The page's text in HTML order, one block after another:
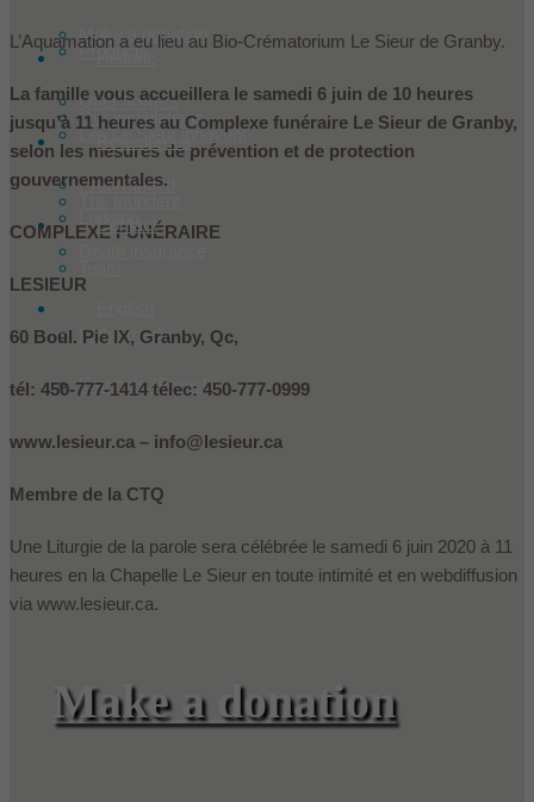
Make a donation
Offer flowers
Products
Our installations
Prearranged
Les Le Sieur innovent
In the media
Ressources
Contact
Français (French)
L’Aquamation a eu lieu au Bio-Crématorium Le Sieur de Granby.
La famille vous accueillera le samedi 6 juin de 10 heures
jusqu’à 11 heures au Complexe funéraire Le Sieur de Granby,
selon les mesures de prévention et de protection
gouvernementales.
COMPLEXE FUNÉRAIRE
LESIEUR
60 Boul. Pie IX, Granby, Qc,
tél: 450-777-1414 télec: 450-777-0999
www.lesieur.ca – info@lesieur.ca
Membre de la CTQ
Une Liturgie de la parole sera célébrée le samedi 6 juin 2020 à 11
heures en la Chapelle Le Sieur en toute intimité et en webdiffusion
via www.lesieur.ca.
Make a donation